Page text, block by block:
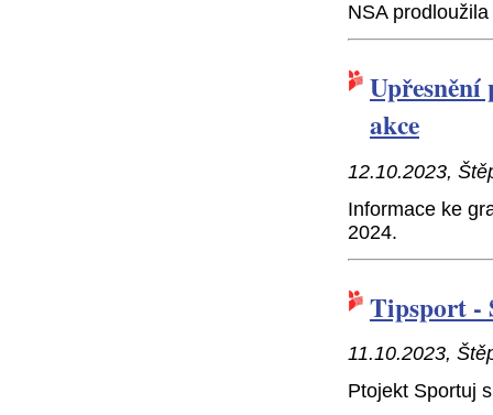
NSA
Upřesnění
akce
12.10.2023,
Informace ke
2024.
Tipsport -
11.10.2023,
Ptojekt Sportuj